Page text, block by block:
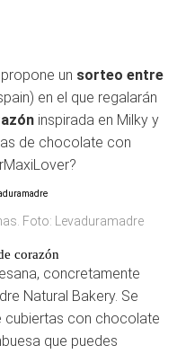
un sorteo entre
en el que regalarán
inspirada en Milky y
de chocolate con
Foto: Levaduramadre
corazón
concretamente
Natural Bakery. Se
cubiertas con chocolate
que puedes